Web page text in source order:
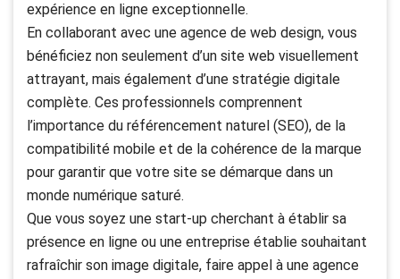
expérience en ligne exceptionnelle.
En collaborant avec une agence de web design, vous
bénéficiez non seulement d’un site web visuellement
attrayant, mais également d’une stratégie digitale
complète. Ces professionnels comprennent
l’importance du référencement naturel (SEO), de la
compatibilité mobile et de la cohérence de la marque
pour garantir que votre site se démarque dans un
monde numérique saturé.
Que vous soyez une start-up cherchant à établir sa
présence en ligne ou une entreprise établie souhaitant
rafraîchir son image digitale, faire appel à une agence